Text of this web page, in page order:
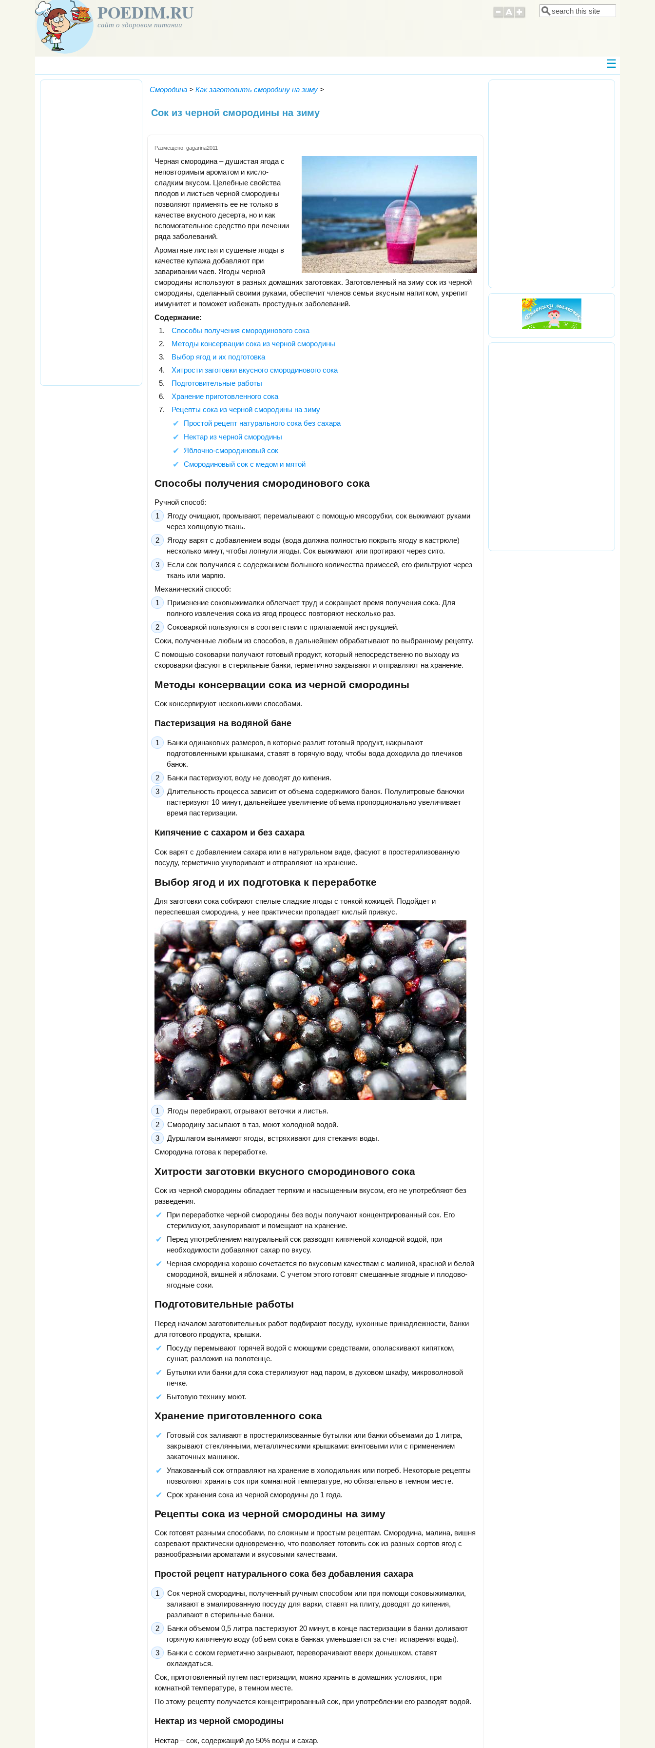
POEDIM.RU
сайт о здоровом питании
Форма поиска
Поиск
Смородина > Как заготовить смородину на зиму >
Сок из черной смородины на зиму
Размещено: gagarina2011
Черная смородина – душистая ягода с
неповторимым ароматом и кисло-
сладким вкусом. Целебные свойства
плодов и листьев черной смородины
позволяют применять ее не только в
качестве вкусного десерта, но и как
вспомогательное средство при лечении
ряда заболеваний.
Ароматные листья и сушеные ягоды в
качестве купажа добавляют при
заваривании чаев. Ягоды черной
смородины используют в разных домашних заготовках. Заготовленный на зиму сок из черной
смородины, сделанный своими руками, обеспечит членов семьи вкусным напитком, укрепит
иммунитет и поможет избежать простудных заболеваний.
Содержание:
Способы получения смородинового сока
Методы консервации сока из черной смородины
Выбор ягод и их подготовка
Хитрости заготовки вкусного смородинового сока
Подготовительные работы
Хранение приготовленного сока
Рецепты сока из черной смородины на зиму
Простой рецепт натурального сока без сахара
Нектар из черной смородины
Яблочно-смородиновый сок
Смородиновый сок с медом и мятой
Способы получения смородинового сока
Ручной способ:
Ягоду очищают, промывают, перемалывают с помощью мясорубки, сок выжимают руками
через холщовую ткань.
Ягоду варят с добавлением воды (вода должна полностью покрыть ягоду в кастрюле)
несколько минут, чтобы лопнули ягоды. Сок выжимают или протирают через сито.
Если сок получился с содержанием большого количества примесей, его фильтруют через
ткань или марлю.
Механический способ:
Применение соковыжималки облегчает труд и сокращает время получения сока. Для
полного извлечения сока из ягод процесс повторяют несколько раз.
Соковаркой пользуются в соответствии с прилагаемой инструкцией.
Соки, полученные любым из способов, в дальнейшем обрабатывают по выбранному рецепту.
С помощью соковарки получают готовый продукт, который непосредственно по выходу из
скороварки фасуют в стерильные банки, герметично закрывают и отправляют на хранение.
Методы консервации сока из черной смородины
Сок консервируют несколькими способами.
Пастеризация на водяной бане
Банки одинаковых размеров, в которые разлит готовый продукт, накрывают
подготовленными крышками, ставят в горячую воду, чтобы вода доходила до плечиков
банок.
Банки пастеризуют, воду не доводят до кипения.
Длительность процесса зависит от объема содержимого банок. Полулитровые баночки
пастеризуют 10 минут, дальнейшее увеличение объема пропорционально увеличивает
время пастеризации.
Кипячение с сахаром и без сахара
Сок варят с добавлением сахара или в натуральном виде, фасуют в простерилизованную
посуду, герметично укупоривают и отправляют на хранение.
Выбор ягод и их подготовка к переработке
Для заготовки сока собирают спелые сладкие ягоды с тонкой кожицей. Подойдет и
переспевшая смородина, у нее практически пропадает кислый привкус.
Ягоды перебирают, отрывают веточки и листья.
Смородину засыпают в таз, моют холодной водой.
Дуршлагом вынимают ягоды, встряхивают для стекания воды.
Смородина готова к переработке.
Хитрости заготовки вкусного смородинового сока
Сок из черной смородины обладает терпким и насыщенным вкусом, его не употребляют без
разведения.
При переработке черной смородины без воды получают концентрированный сок. Его
стерилизуют, закупоривают и помещают на хранение.
Перед употреблением натуральный сок разводят кипяченой холодной водой, при
необходимости добавляют сахар по вкусу.
Черная смородина хорошо сочетается по вкусовым качествам с малиной, красной и белой
смородиной, вишней и яблоками. С учетом этого готовят смешанные ягодные и плодово-
ягодные соки.
Подготовительные работы
Перед началом заготовительных работ подбирают посуду, кухонные принадлежности, банки
для готового продукта, крышки.
Посуду перемывают горячей водой с моющими средствами, ополаскивают кипятком,
сушат, разложив на полотенце.
Бутылки или банки для сока стерилизуют над паром, в духовом шкафу, микроволновой
печке.
Бытовую технику моют.
Хранение приготовленного сока
Готовый сок заливают в простерилизованные бутылки или банки объемами до 1 литра,
закрывают стеклянными, металлическими крышками: винтовыми или с применением
закаточных машинок.
Упакованный сок отправляют на хранение в холодильник или погреб. Некоторые рецепты
позволяют хранить сок при комнатной температуре, но обязательно в темном месте.
Срок хранения сока из черной смородины до 1 года.
Рецепты сока из черной смородины на зиму
Сок готовят разными способами, по сложным и простым рецептам. Смородина, малина, вишня
созревают практически одновременно, что позволяет готовить сок из разных сортов ягод с
разнообразными ароматами и вкусовыми качествами.
Простой рецепт натурального сока без добавления сахара
Сок черной смородины, полученный ручным способом или при помощи соковыжималки,
заливают в эмалированную посуду для варки, ставят на плиту, доводят до кипения,
разливают в стерильные банки.
Банки объемом 0,5 литра пастеризуют 20 минут, в конце пастеризации в банки доливают
горячую кипяченую воду (объем сока в банках уменьшается за счет испарения воды).
Банки с соком герметично закрывают, переворачивают вверх донышком, ставят
охлаждаться.
Сок, приготовленный путем пастеризации, можно хранить в домашних условиях, при
комнатной температуре, в темном месте.
По этому рецепту получается концентрированный сок, при употреблении его разводят водой.
Нектар из черной смородины
Нектар – сок, содержащий до 50% воды и сахар.